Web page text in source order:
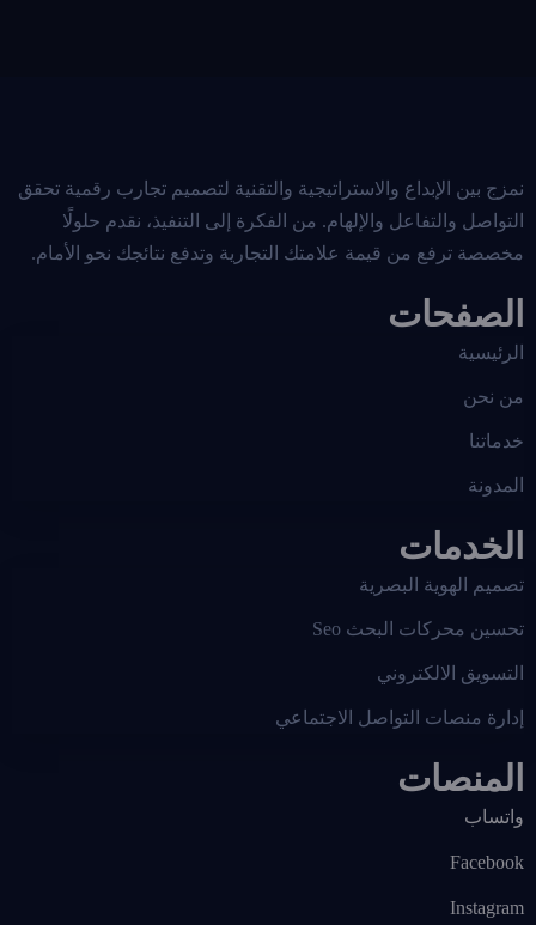
نمزج بين الإبداع والاستراتيجية والتقنية لتصميم تجارب رقمية تحقق
التواصل والتفاعل والإلهام. من الفكرة إلى التنفيذ، نقدم حلولًا
مخصصة ترفع من قيمة علامتك التجارية وتدفع نتائجك نحو الأمام.
الصفحات
الرئيسية
من نحن
خدماتنا
المدونة
الخدمات
تصميم الهوية البصرية
تحسين محركات البحث Seo
التسويق الالكتروني
إدارة منصات التواصل الاجتماعي
المنصات
واتساب
Facebook
Instagram